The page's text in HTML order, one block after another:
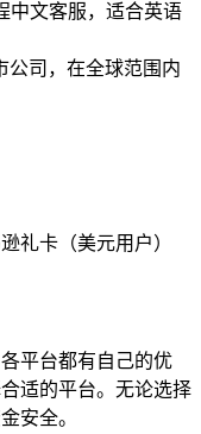
中文客服，适合英语
公司，在全球范围内
礼卡（美元用户）
平台都有自己的优
适的平台。无论选择
安全。